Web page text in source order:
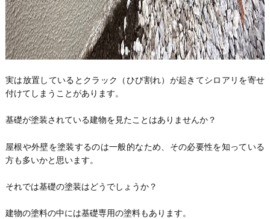
実は放置しているとクラック（ひび割れ）が起きてシロアリを寄せ
付けてしまうことがあります。
基礎が塗装されている建物を見たことはありませんか？
屋根や外壁を塗装するのは一般的なため、その必要性を知っている
方も多いかと思います。
それでは基礎の塗装はどうでしょうか？
建物の塗料の中には基礎専用の塗料もあります。